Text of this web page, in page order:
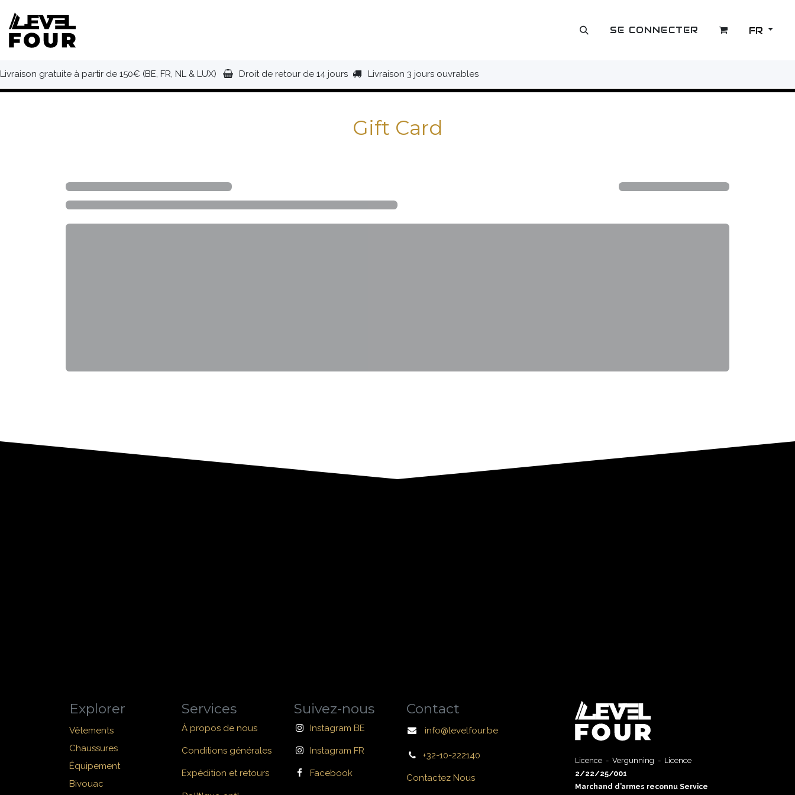
OUTLET SE CONNECTER FR
Livraison gratuite à partir de 150€ (BE, FR, NL & LUX) Droit de retour de 14 jours Livraison 3 jours ouvrables
Gift Card
Explorer
Vêtements
Chaussures
Équipement
Bivouac
Services
À propos de nous
Conditions générales
Expédition et retours
Suivez-nous
Instagram BE
Instagram FR
Facebook
Contact
info@levelfour.be
+32-10-222140
Contactez Nous
Licence - Vergunning - Licence
2/22/25/001
Marchand d’armes reconnu Service